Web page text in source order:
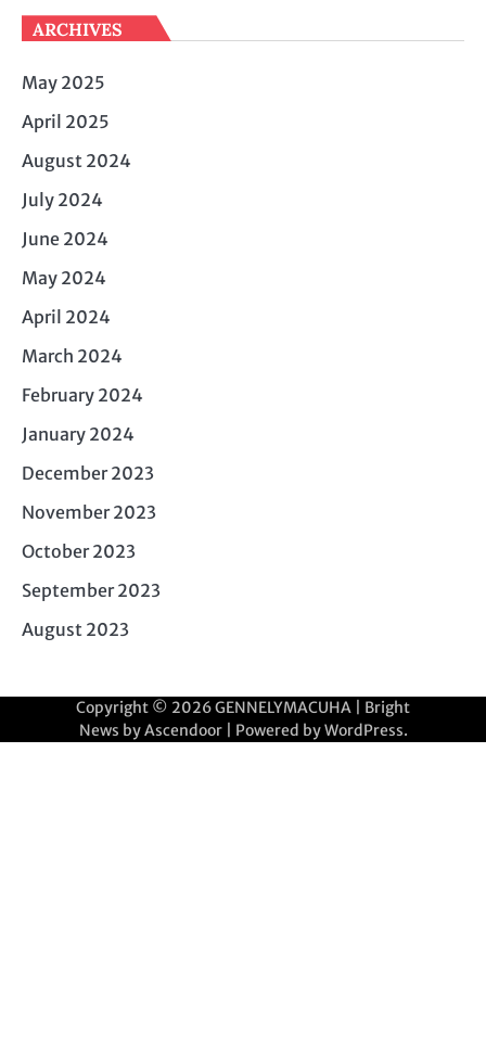
ARCHIVES
May 2025
April 2025
August 2024
July 2024
June 2024
May 2024
April 2024
March 2024
February 2024
January 2024
December 2023
November 2023
October 2023
September 2023
August 2023
Copyright © 2026GENNELYMACUHA | Bright
News byAscendoor| Powered byWordPress.